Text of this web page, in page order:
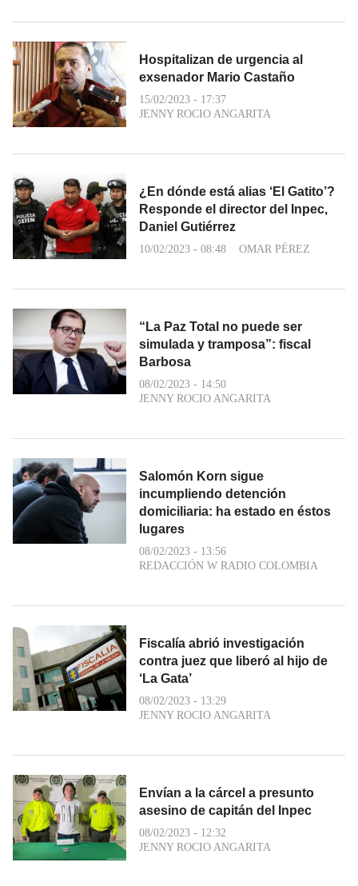
Hospitalizan de urgencia al
exsenador Mario Castaño
15/02/2023 - 17:37
JENNY ROCIO ANGARITA
¿En dónde está alias ‘El Gatito’?
Responde el director del Inpec,
Daniel Gutiérrez
10/02/2023 - 08:48 OMAR PÉREZ
“La Paz Total no puede ser
simulada y tramposa”: fiscal
Barbosa
08/02/2023 - 14:50
JENNY ROCIO ANGARITA
Salomón Korn sigue
incumpliendo detención
domiciliaria: ha estado en éstos
lugares
08/02/2023 - 13:56
REDACCIÓN W RADIO COLOMBIA
Fiscalía abrió investigación
contra juez que liberó al hijo de
‘La Gata’
08/02/2023 - 13:29
JENNY ROCIO ANGARITA
Envían a la cárcel a presunto
asesino de capitán del Inpec
08/02/2023 - 12:32
JENNY ROCIO ANGARITA